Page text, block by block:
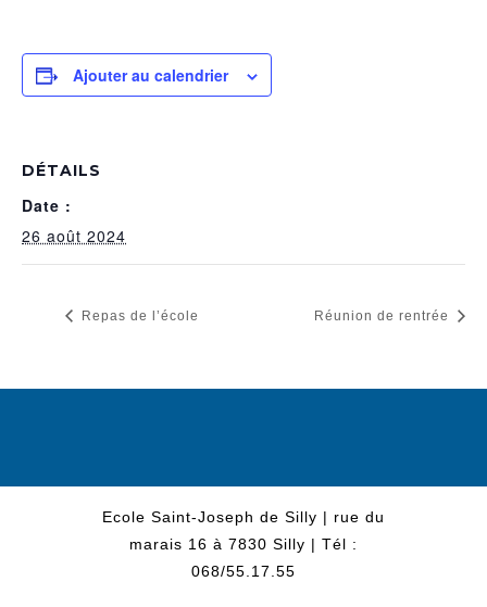
Ajouter au calendrier
DÉTAILS
Date :
26 août 2024
Repas de l’école Réunion de rentrée
Ecole Saint-Joseph de Silly | rue du
marais 16 à 7830 Silly | Tél :
068/55.17.55